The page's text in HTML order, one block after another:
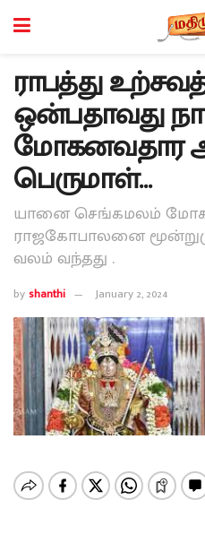
ராபத்து
ஒன்பதாவது
மோகனவதார
பெருமாள்…
யானை செங்கமலம்
ராஜகோபாலனை
வலம் வந்தது .
byshanthi January 2, 2024